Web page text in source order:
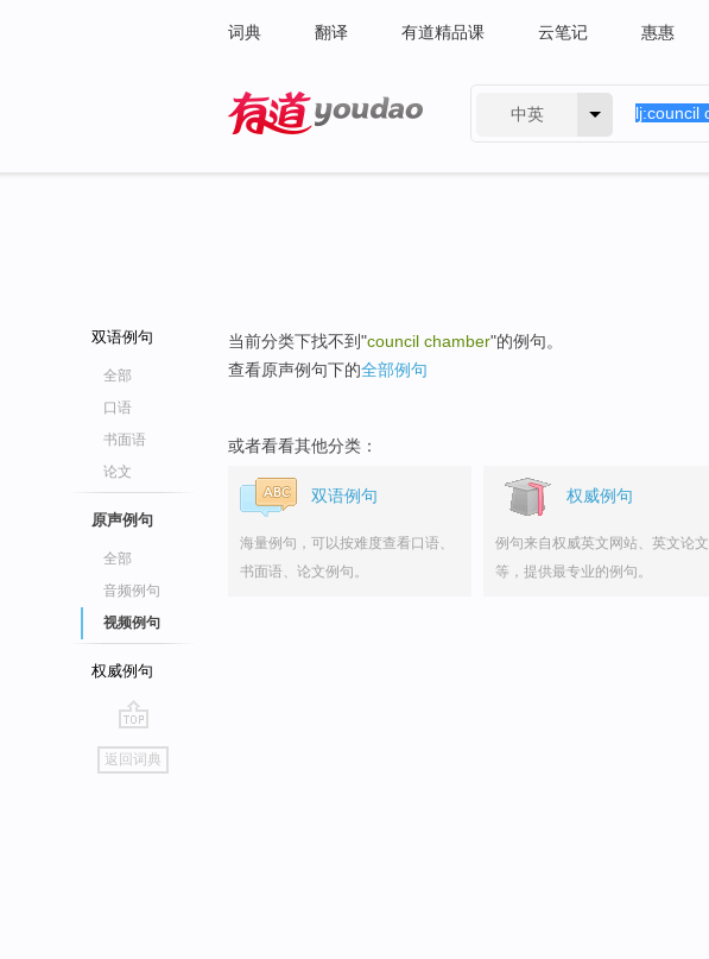
词典 翻译 有道精品课 云笔记 惠惠
中英
双语例句
全部
口语
书面语
论文
原声例句
全部
音频例句
视频例句
权威例句
go
top
返回词典
当前分类下找不到"council chamber"的例句。
查看原声例句下的全部例句
或者看看其他分类：
双语例句
海量例句，可以按难度查看口语、
书面语、论文例句。
权威例句
例句来自权威英文网站、英文论文
等，提供最专业的例句。